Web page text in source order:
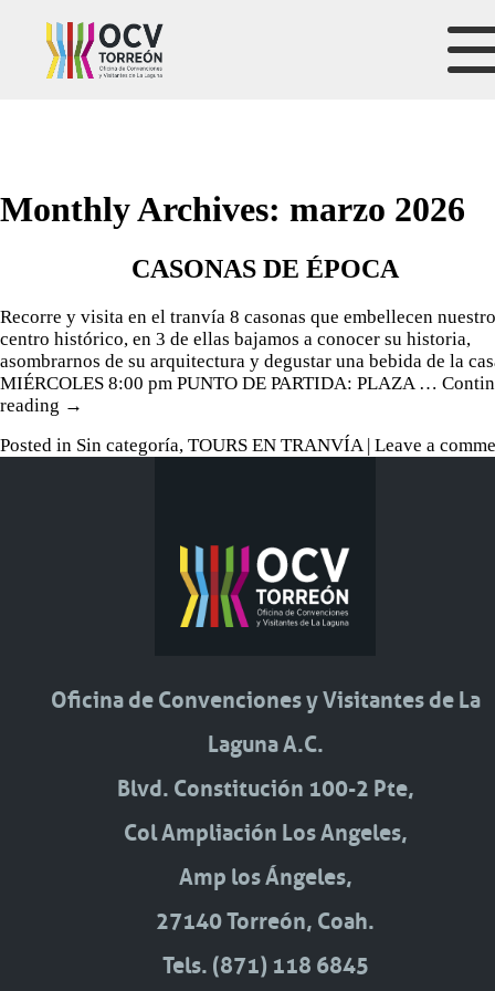
Monthly Archives: marzo 2026
CASONAS DE ÉPOCA
Recorre y visita en el tranvía 8 casonas que embellecen nuestro
centro histórico, en 3 de ellas bajamos a conocer su historia,
asombrarnos de su arquitectura y degustar una bebida de la
MIÉRCOLES 8:00 pm PUNTO DE PARTIDA: PLAZA …
reading →
Posted in Sin categoría, TOURS EN TRANVÍA | Leave a
Oficina de Convenciones y Visitantes de La
Laguna A.C.
Blvd. Constitución 100-2 Pte,
Col Ampliación Los Angeles,
Amp los Ángeles,
27140 Torreón, Coah.
Tels. (871) 118 6845